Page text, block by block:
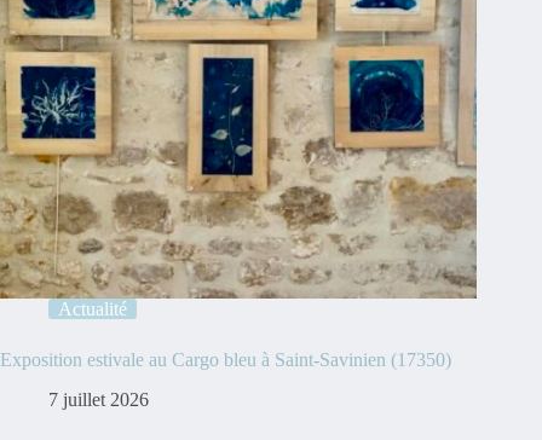
Actualité
Exposition estivale au Cargo bleu à Saint-Savinien (17350)
7 juillet 2026